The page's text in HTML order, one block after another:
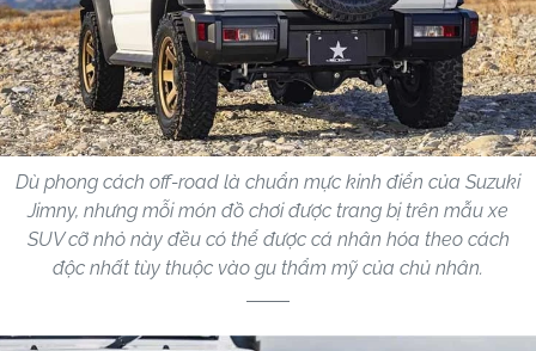
Dù phong cách off-road là chuẩn mực kinh điển của Suzuki
Jimny, nhưng mỗi món đồ chơi được trang bị trên mẫu xe
SUV cỡ nhỏ này đều có thể được cá nhân hóa theo cách
độc nhất tùy thuộc vào gu thẩm mỹ của chủ nhân.